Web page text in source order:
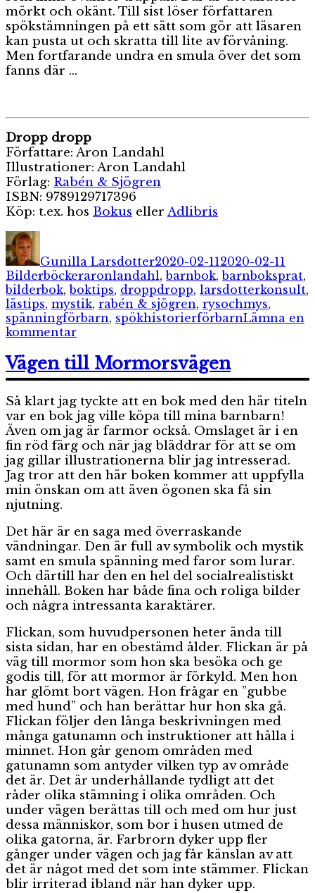
mörkt och okänt. Till sist löser författaren
spökstämningen på ett sätt som gör att läsaren
kan pusta ut och skratta till lite av förvåning.
Men fortfarande undra en smula över det som
fanns där …
Dropp dropp
Författare: Aron Landahl
Illustrationer: Aron Landahl
Förlag: Rabén & Sjögren
ISBN: 9789129717396
Köp: t.ex. hos Bokus eller Adlibris
Gunilla Larsdotter2020-02-11 2020-02-11
BilderböckerEtiketter
aronlandahl,barnbok,barnboksprat,
bilderbok,boktips, droppdropp, larsdotterkonsult,
lästips, mystik, rabén & sjögren, rysochmys,
spänningförbarn, spökhistorierförbarnLämna en
kommentartill
dropp
Vägen till Mormorsvägen
Så klart jag tyckte att en bok med den här titeln
var en bok jag ville köpa till mina barnbarn!
Även om jag är farmor också. Omslaget är i en
fin röd färg och när jag bläddrar för att se om
jag gillar illustrationerna blir jag intresserad.
Jag tror att den här boken kommer att uppfylla
min önskan om att även ögonen ska få sin
njutning.
Det här är en saga med överraskande
vändningar. Den är full av symbolik och mystik
samt en smula spänning med faror som lurar.
Och därtill har den en hel del socialrealistiskt
innehåll. Boken har både fina och roliga bilder
och några intressanta karaktärer.
Flickan, som huvudpersonen heter ända till
sista sidan, har en obestämd ålder. Flickan är på
väg till mormor som hon ska besöka och ge
godis till, för att mormor är förkyld. Men hon
har glömt bort vägen. Hon frågar en ”gubbe
med hund” och han berättar hur hon ska gå.
Flickan följer den långa beskrivningen med
många gatunamn och instruktioner att hålla i
minnet. Hon går genom områden med
gatunamn som antyder vilken typ av område
det är. Det är underhållande tydligt att det
råder olika stämning i olika områden. Och
under vägen berättas till och med om hur just
dessa människor, som bor i husen utmed de
olika gatorna, är. Farbrorn dyker upp fler
gånger under vägen och jag får känslan av att
det är något med det som inte stämmer. Flickan
blir irriterad ibland när han dyker upp.